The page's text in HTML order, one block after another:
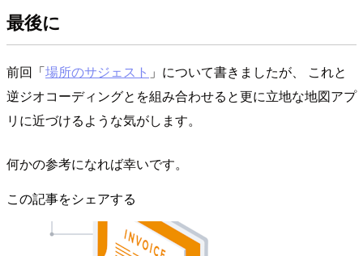
最後に
前回「場所のサジェスト 」について書きましたが、 これと
逆ジオコーディングとを組み合わせると更に立地な地図アプ
リに近づけるような気がします。
何かの参考になれば幸いです。
この記事をシェアする